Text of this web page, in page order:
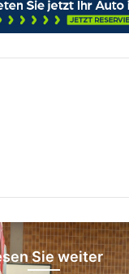
Sie weiter